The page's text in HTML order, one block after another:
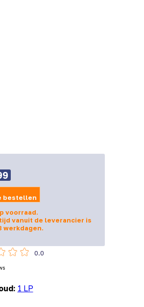
1 LP
bestellen
voorraad.
vanuit de leverancier is
werkdagen.
0.0